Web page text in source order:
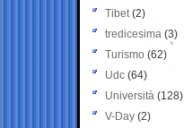
Tibet(2)
tredicesima (3)
Turismo (62)
Udc (64)
Università (128)
V-Day (2)